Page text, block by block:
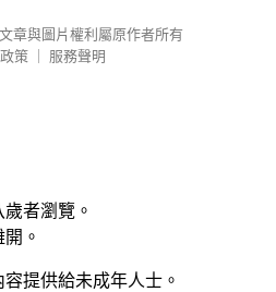
文章與圖片權利屬原作者所有
策
服務聲明
者瀏覽。
。
提供給未成年人士。